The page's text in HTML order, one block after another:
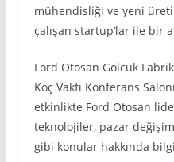
mühendisliği ve yeni
çalışan startup’lar ile bir
Ford Otosan Gölcük
Koç Vakfı Konferans
etkinlikte Ford Otosan
teknolojiler, pazar
gibi konular hakkında